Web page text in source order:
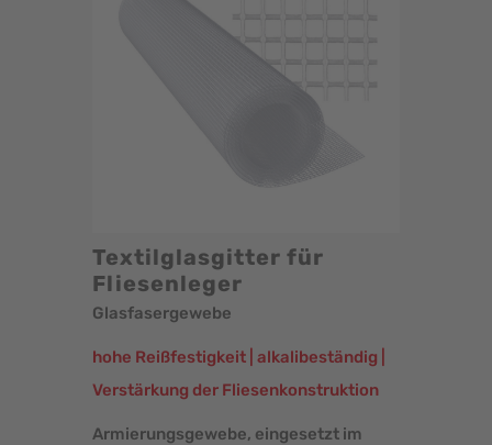
Textilglasgitter für
Fliesenleger
Glasfasergewebe
hohe Reißfestigkeit | alkalibeständig |
Verstärkung der Fliesen­konstruktion
Armierungsgewebe, eingesetzt im